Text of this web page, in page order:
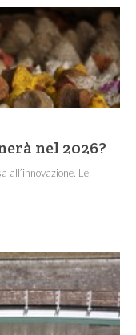
nel 2026?
all’innovazione. Le